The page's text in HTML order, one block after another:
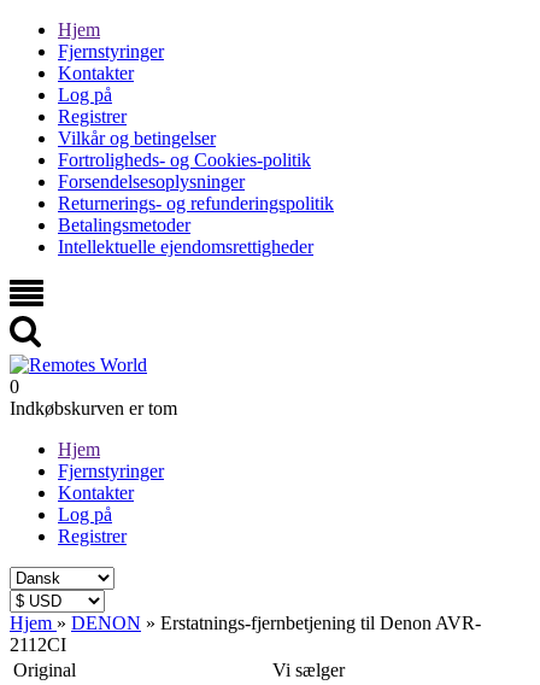
Hjem
Fjernstyringer
Kontakter
Log på
Registrer
Vilkår og betingelser
Fortroligheds- og Cookies-politik
Forsendelsesoplysninger
Returnerings- og refunderingspolitik
Betalingsmetoder
Intellektuelle ejendomsrettigheder
0
Indkøbskurven er tom
Hjem
Fjernstyringer
Kontakter
Log på
Registrer
Hjem » DENON » Erstatnings-fjernbetjening til Denon AVR-
2112CI
Original
Vi sælger